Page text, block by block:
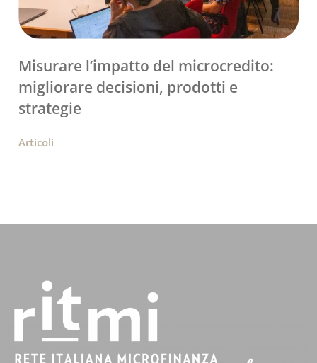
Misurare l’impatto del microcredito:
migliorare decisioni, prodotti e
strategie
Articoli